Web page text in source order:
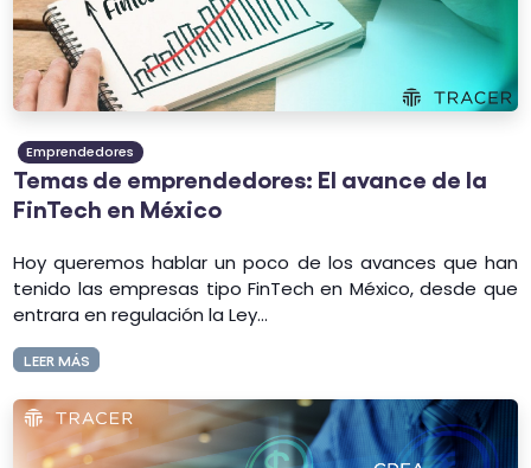
Emprendedores
Temas de emprendedores: El avance de la
FinTech en México
Hoy queremos hablar un poco de los avances que han
tenido las empresas tipo FinTech en México, desde que
entrara en regulación la Ley...
LEER MÁS